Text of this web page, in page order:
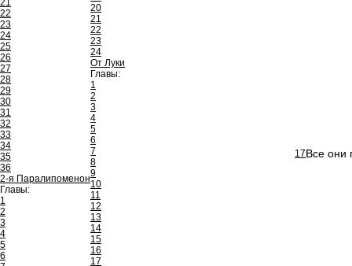
21
22
23
24
25
26
27
28
29
30
31
32
33
34
35
36
2-я Паралипоменон
Главы:
1
2
3
4
5
6
20
21
22
23
24
От Луки
Главы:
1
2
3
4
5
6
7
8
9
10
11
12
13
14
15
16
17
17Все они